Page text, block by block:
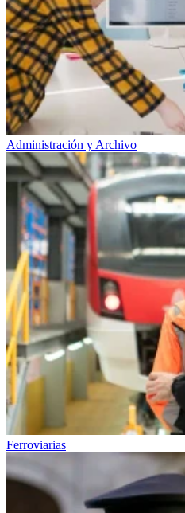
Administración y Archivo
Ferroviarias